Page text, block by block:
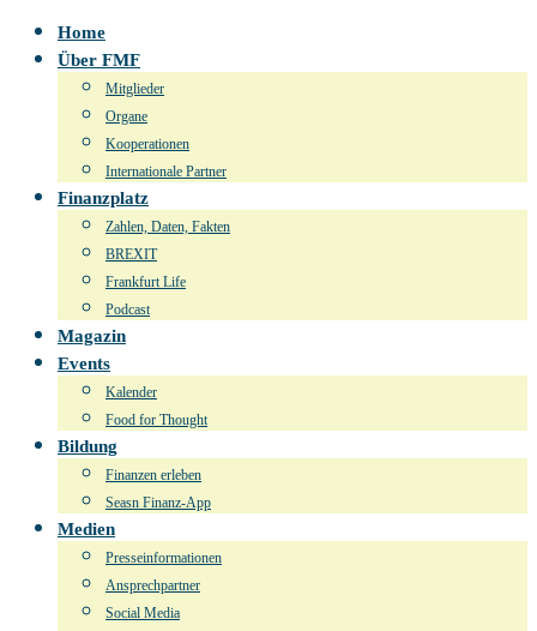
Home
Über FMF
Mitglieder
Organe
Kooperationen
Internationale Partner
Finanzplatz
Zahlen, Daten, Fakten
BREXIT
Frankfurt Life
Podcast
Magazin
Events
Kalender
Food for Thought
Bildung
Finanzen erleben
Seasn Finanz-App
Medien
Presseinformationen
Ansprechpartner
Social Media